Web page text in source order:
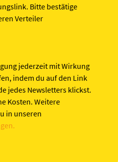
Bitte bestätige
Verteiler
jederzeit mit Wirkung
indem du auf den Link
jedes Newsletters klickst.
Kosten. Weitere
in unseren